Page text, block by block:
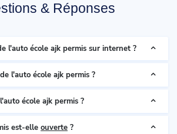
& Réponses
l'auto école ajk permis sur internet ?
de l'auto école ajk permis ?
l'auto école ajk permis ?
L'auto école ajk permis est-elle ouverte ?